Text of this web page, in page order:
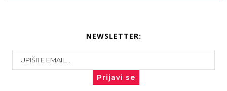
NEWSLETTER:
Prijavi se